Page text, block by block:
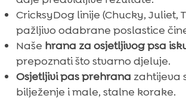
dressing i Denty dentalni
 Dnevni plan hranjenja koji
stabilizirao probavu

Najčešće pogreške koje smo
smo ih ispravili
Zaključak
CricksyDog linije (Chucky, Juliet,
pažljivo odabrane poslastice
Naše hrana za osjetljivog psa
prepoznati što stvarno djeluje.
Osjetljivi pas prehrana zahtijeva
bilježenje i male, stalne korake.